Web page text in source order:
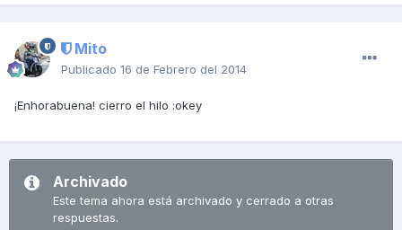
Mito
Publicado 16 de Febrero del 2014
¡Enhorabuena! cierro el hilo :okey
Archivado
Este tema ahora está archivado y cerrado a otras
respuestas.